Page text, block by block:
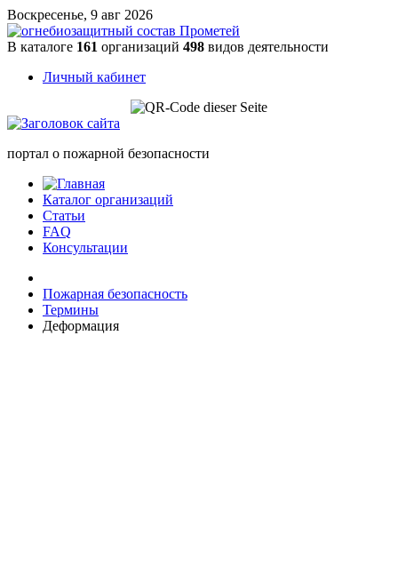
Воскресенье, 9 авг 2026
В каталоге 161 организаций 498 видов деятельности
Личный кабинет
портал о пожарной безопасности
Каталог организаций
Статьи
FAQ
Консультации
Пожарная безопасность
Термины
Деформация